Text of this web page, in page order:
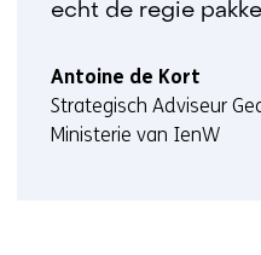
echt de regie
Antoine de Kort
Strategisch Adviseur
Ministerie van IenW